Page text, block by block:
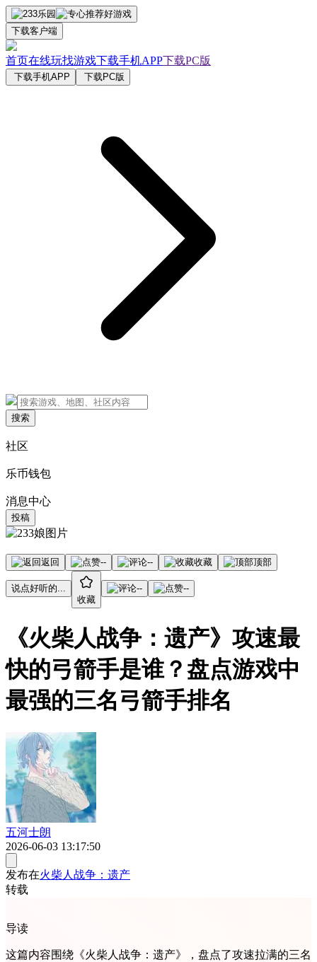
下载客户端
首页在线玩找游戏下载手机APP下载PC版
下载手机APP 下载PC版
搜索
社区
乐币钱包
消息中心
投稿
返回 -- -- 收藏 顶部
说点好听的...
收藏
-- --
《火柴人战争：遗产》攻速最
快的弓箭手是谁？盘点游戏中
最强的三名弓箭手排名
五河士朗
2026-06-03 13:17:50
发布在火柴人战争：遗产
转载
导读
这篇内容围绕《火柴人战争：遗产》，盘点了攻速拉满的三名